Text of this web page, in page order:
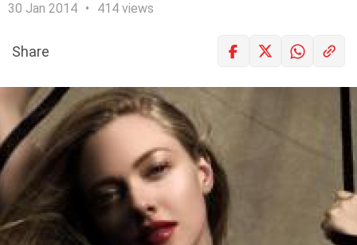
30 Jan 2014 414 views
LOGIN
Share